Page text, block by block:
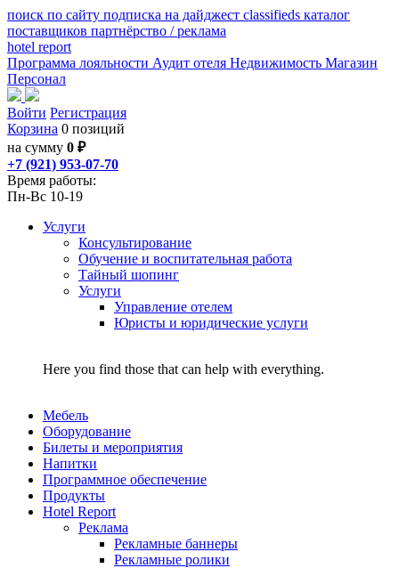
поиск по сайту подписка на дайджест classifieds каталог
поставщиков партнёрство / реклама
hotel report
Программа лояльности Аудит отеля Недвижимость Магазин
Персонал
Войти Регистрация
Корзина 0 позиций
на сумму 0 ₽
+7 (921) 953-07-70
Время работы:
Пн-Вс 10-19
Услуги
Консультирование
Обучение и воспитательная работа
Тайный шопинг
Услуги
Управление отелем
Юристы и юридические услуги
Here you find those that can help with everything.
Мебель
Оборудование
Билеты и мероприятия
Напитки
Программное обеспечение
Продукты
Hotel Report
Реклама
Рекламные баннеры
Рекламные ролики